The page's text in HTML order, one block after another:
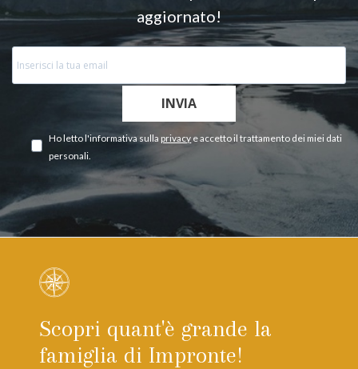
aggiornato!
INVIA
Ho letto l'informativa sulla privacy e accetto il trattamento dei miei dati
personali.
Scopri quant'è grande la
famiglia di Impronte!